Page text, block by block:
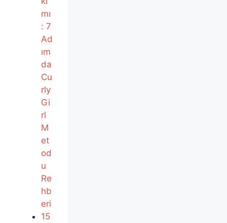
mı
: 7
Ad
ım
da
Cu
rly
Gi
rl
M
et
od
u
Re
hb
eri
15